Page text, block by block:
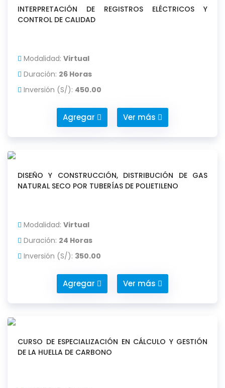
INTERPRETACIÓN DE REGISTROS ELÉCTRICOS Y
CONTROL DE CALIDAD
Modalidad: Virtual
Duración: 26 Horas
Inversión (S/): 450.00
Agregar Ver más
DISEÑO Y CONSTRUCCIÓN, DISTRIBUCIÓN DE GAS
NATURAL SECO POR TUBERÍAS DE POLIETILENO
Modalidad: Virtual
Duración: 24 Horas
Inversión (S/): 350.00
Agregar Ver más
CURSO DE ESPECIALIZACIÓN EN CÁLCULO Y GESTIÓN
DE LA HUELLA DE CARBONO